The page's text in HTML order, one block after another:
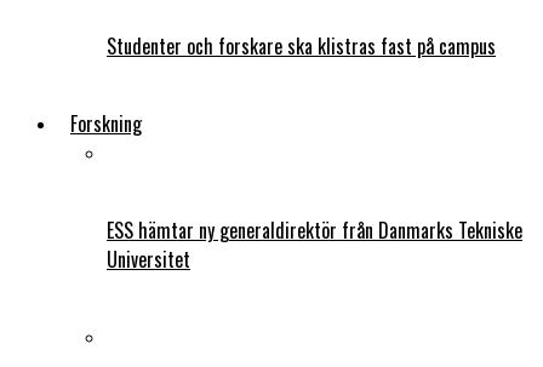
Studenter och forskare ska klistras fast på campus
Forskning
ESS hämtar ny generaldirektör från Danmarks Tekniske
Universitet